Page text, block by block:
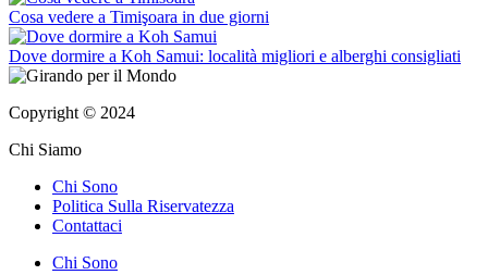
Cosa vedere a Timişoara in due giorni
Dove dormire a Koh Samui: località migliori e alberghi consigliati
Copyright © 2024
Chi Siamo
Chi Sono
Politica Sulla Riservatezza
Contattaci
Chi Sono